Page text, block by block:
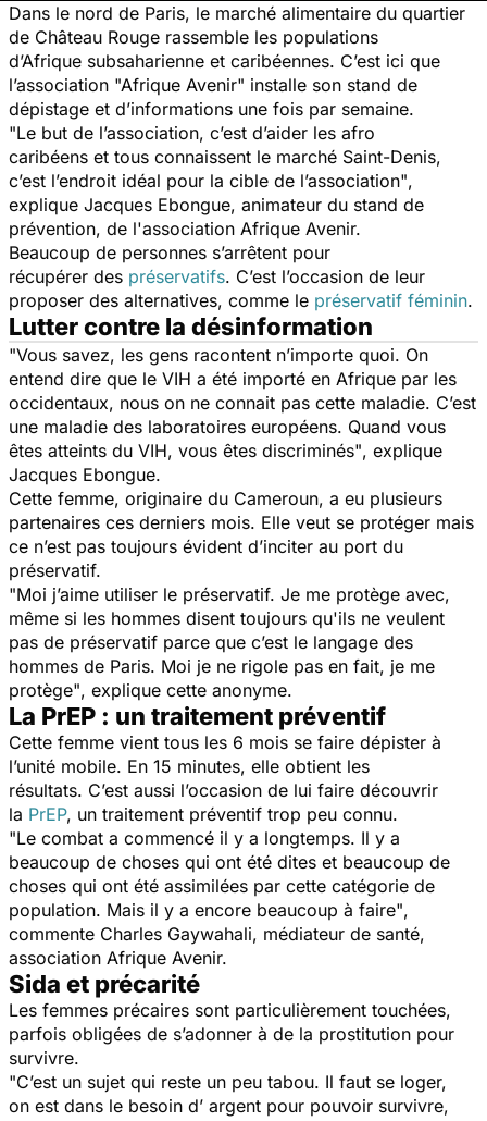
Dans le nord de Paris, le marché alimentaire du quartier
de Château Rouge rassemble les populations
d’Afrique subsaharienne et caribéennes. C’est ici que
l’association "Afrique Avenir" installe son stand de
dépistage et d’informations une fois par semaine.
"Le but de l’association, c’est d’aider les afro
caribéens et tous connaissent le marché Saint-Denis,
c’est l’endroit idéal pour la cible de l’association",
explique Jacques Ebongue, animateur du stand de
prévention, de l'association Afrique Avenir.
Beaucoup de personnes s’arrêtent pour
récupérer des préservatifs. C’est l’occasion de leur
proposer des alternatives, comme le préservatif féminin.
Lutter contre la désinformation
"Vous savez, les gens racontent n’importe quoi. On
entend dire que le VIH a été importé en Afrique par les
occidentaux, nous on ne connait pas cette maladie. C’est
une maladie des laboratoires européens. Quand vous
êtes atteints du VIH, vous êtes discriminés", explique
Jacques Ebongue.
Cette femme, originaire du Cameroun, a eu plusieurs
partenaires ces derniers mois. Elle veut se protéger mais
ce n’est pas toujours évident d’inciter au port du
préservatif.
"Moi j’aime utiliser le préservatif. Je me protège avec,
même si les hommes disent toujours qu'ils ne veulent
pas de préservatif parce que c’est le langage des
hommes de Paris. Moi je ne rigole pas en fait, je me
protège", explique cette anonyme.
La PrEP : un traitement préventif
Cette femme vient tous les 6 mois se faire dépister à
l’unité mobile. En 15 minutes, elle obtient les
résultats. C’est aussi l’occasion de lui faire découvrir
la PrEP, un traitement préventif trop peu connu.
"Le combat a commencé il y a longtemps. Il y a
beaucoup de choses qui ont été dites et beaucoup de
choses qui ont été assimilées par cette catégorie de
population. Mais il y a encore beaucoup à faire",
commente Charles Gaywahali, médiateur de santé,
association Afrique Avenir.
Sida et précarité
Les femmes précaires sont particulièrement touchées,
parfois obligées de s’adonner à de la prostitution pour
survivre.
"C’est un sujet qui reste un peu tabou. Il faut se loger,
on est dans le besoin d’ argent pour pouvoir survivre,